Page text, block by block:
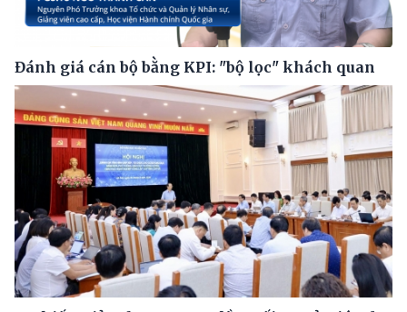
Đánh giá cán bộ bằng KPI: "bộ lọc" khách quan